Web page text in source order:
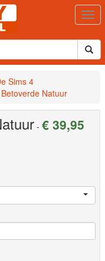
Sims 4
Natuur
- € 39,95